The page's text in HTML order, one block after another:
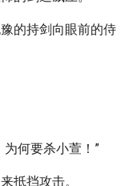
的持剑向眼前的侍
何要杀小萱！”
抵挡攻击。